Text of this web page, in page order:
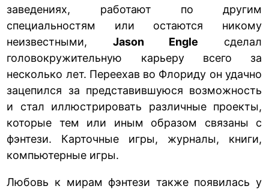
заведениях, работают по другим
специальностям или остаются никому
неизвестными, Jason Engle сделал
головокружительную карьеру всего за
несколько лет. Переехав во Флориду он удачно
зацепился за представившуюся возможность
и стал иллюстрировать различные проекты,
которые тем или иным образом связаны с
фэнтези. Карточные игры, журналы, книги,
компьютерные игры.
Любовь к мирам фэнтези также появилась у